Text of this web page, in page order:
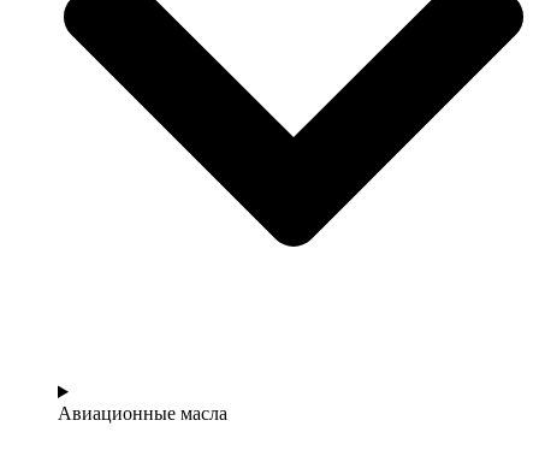
Авиационные масла